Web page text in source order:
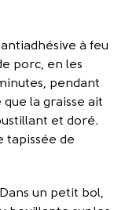
à feu
porc, en les
pendant
que la graisse ait
et doré.
tapissée de
un petit bol,